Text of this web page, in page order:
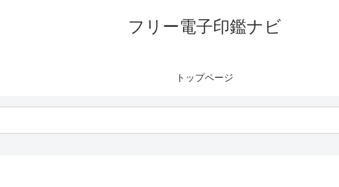
フリー電子印鑑ナビ
トップページ